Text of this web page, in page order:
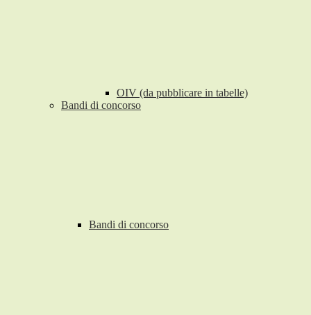
OIV (da pubblicare in tabelle)
Bandi di concorso
Bandi di concorso